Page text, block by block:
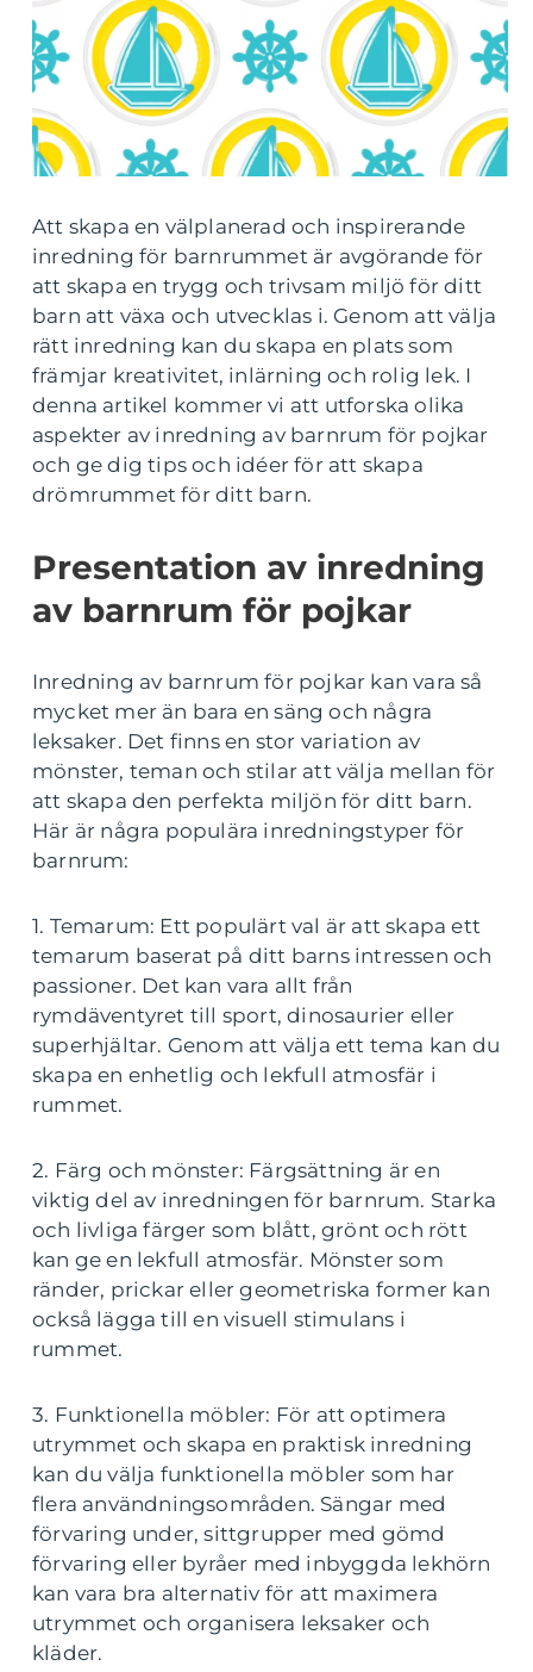
Att skapa en välplanerad och inspirerande
inredning för barnrummet är avgörande för
att skapa en trygg och trivsam miljö för ditt
barn att växa och utvecklas i. Genom att välja
rätt inredning kan du skapa en plats som
främjar kreativitet, inlärning och rolig lek. I
denna artikel kommer vi att utforska olika
aspekter av inredning av barnrum för pojkar
och ge dig tips och idéer för att skapa
drömrummet för ditt barn.
Presentation av inredning
av barnrum för pojkar
Inredning av barnrum för pojkar kan vara så
mycket mer än bara en säng och några
leksaker. Det finns en stor variation av
mönster, teman och stilar att välja mellan för
att skapa den perfekta miljön för ditt barn.
Här är några populära inredningstyper för
barnrum:
1. Temarum: Ett populärt val är att skapa ett
temarum baserat på ditt barns intressen och
passioner. Det kan vara allt från
rymdäventyret till sport, dinosaurier eller
superhjältar. Genom att välja ett tema kan du
skapa en enhetlig och lekfull atmosfär i
rummet.
2. Färg och mönster: Färgsättning är en
viktig del av inredningen för barnrum. Starka
och livliga färger som blått, grönt och rött
kan ge en lekfull atmosfär. Mönster som
ränder, prickar eller geometriska former kan
också lägga till en visuell stimulans i
rummet.
3. Funktionella möbler: För att optimera
utrymmet och skapa en praktisk inredning
kan du välja funktionella möbler som har
flera användningsområden. Sängar med
förvaring under, sittgrupper med gömd
förvaring eller byråer med inbyggda lekhörn
kan vara bra alternativ för att maximera
utrymmet och organisera leksaker och
kläder.